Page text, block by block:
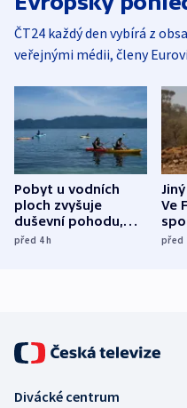
ČT24 každý den vybírá z
veřejnými médii, členy
Pobyt u vodních
ploch zvyšuje
duševní pohodu,
ukázala
před 4h
Ve
před
Divácké centrum